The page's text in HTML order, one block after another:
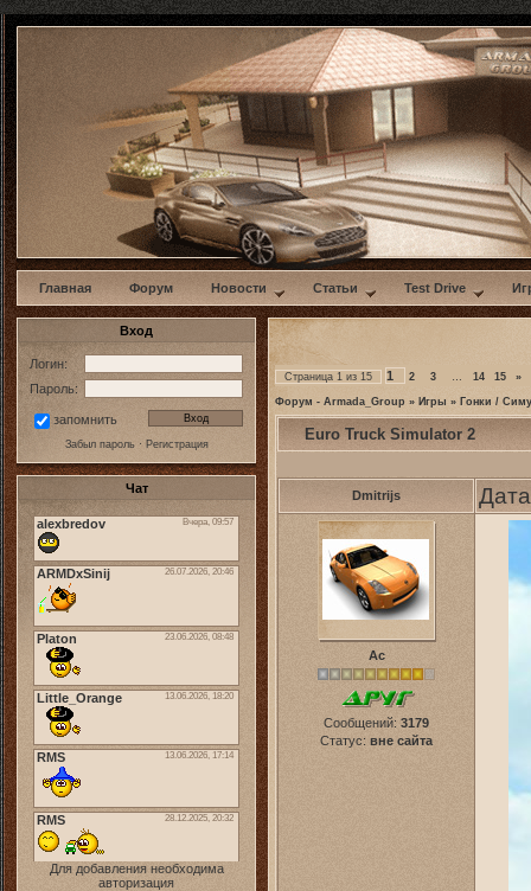
w
Главная Форум Новости Статьи Test Drive
Вход
Логин:
Пароль:
запомнить
Забыл пароль· Регистрация
Чат
Для добавления необходима
авторизация
Страница 1 из 15 1 2 3 … 14 15 »
Форум - Armada_Group » Игры » Гонки /
Euro Truck Simulator 2
Dmitrijs
Ас
Сообщений: 3179
Статус: вне сайта